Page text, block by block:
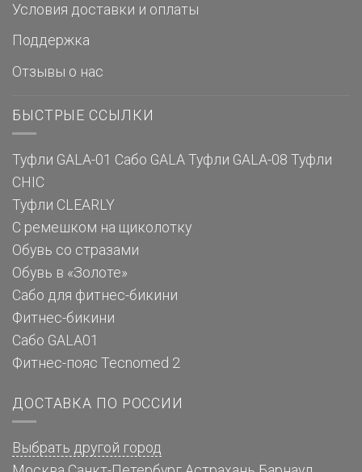
Условия доставки и оплаты
Поддержка
Отзывы о нас
БЫСТРЫЕ ССЫЛКИ
Туфли GALA-01 Сабо GALA Туфли GALA-08 Туфли
CHIC
Туфли CLEARLY
С ремешком на щиколотку
Обувь со стразами
Обувь в «Золоте»
Сабо для фитнес-бикини
Фитнес-бикини
Сабо GALA01
Фитнес-пояс Tecnomed 2
ДОСТАВКА ПО РОССИИ
Выбрать другой город